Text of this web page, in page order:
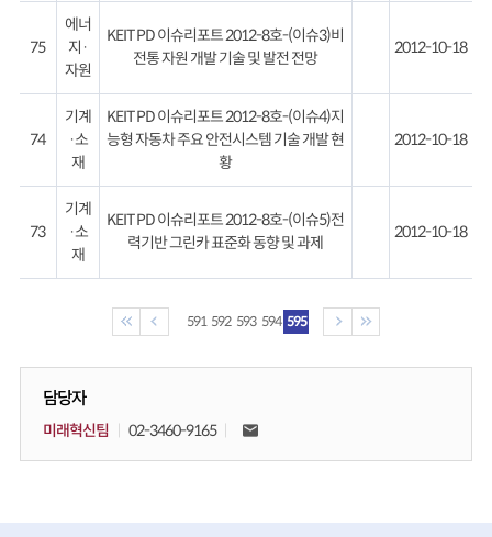
75
에너
지·
자원
KEIT PD 이슈리포트 2012-8호-(이슈3)비
전통 자원 개발 기술 및 발전 전망
2012-10-18
74
기계
·소
재
KEIT PD 이슈리포트 2012-8호-(이슈4)지
능형 자동차 주요 안전시스템 기술 개발 현
황
2012-10-18
73
기계
·소
재
KEIT PD 이슈리포트 2012-8호-(이슈5)전
력기반 그린카 표준화 동향 및 과제
2012-10-18
591 592 593 594 595
담당자
미래혁신팀 02-3460-9165